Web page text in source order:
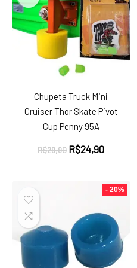
Chupeta Truck Mini
Cruiser Thor Skate Pivot
Cup Penny 95A
R$29,90 O
R$29,90.
R$24,90O
é:
R$24,90.
- 20%